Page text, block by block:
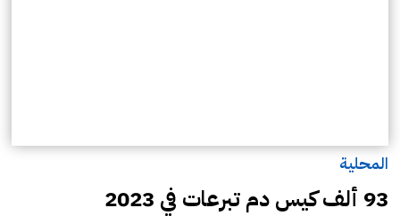
المحلية
93 ألف كيس دم تبرعات في 2023